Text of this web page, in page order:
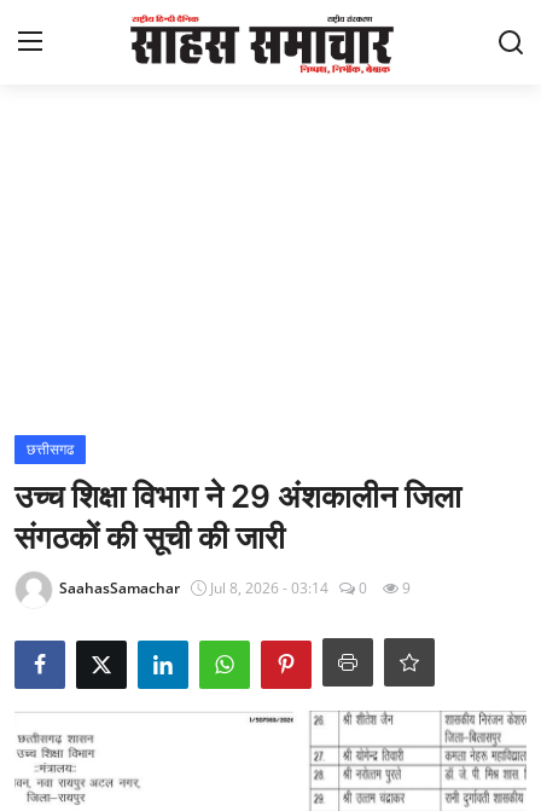
राज्य
अंतराष्ट्रीय
Epaper
धर्म
लाइफस्टाइल
छत्तीसगढ
उच्च शिक्षा विभाग ने 29 अंशकालीन जिला
संगठकों की सूची की जारी
SaahasSamachar Jul 8, 2026 - 03:14 0 9